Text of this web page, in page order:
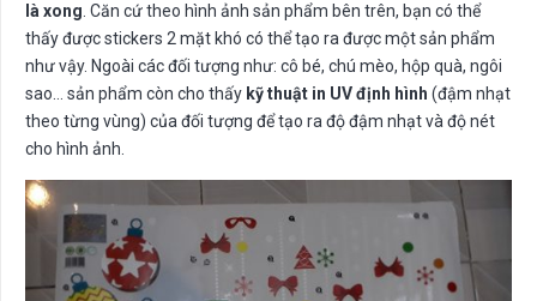
là xong. Căn cứ theo hình ảnh sản phẩm bên trên, bạn có thể
thấy được stickers 2 mặt khó có thể tạo ra được một sản phẩm
như vậy. Ngoài các đối tượng như: cô bé, chú mèo, hộp quà, ngôi
sao… sản phẩm còn cho thấy kỹ thuật in UV định hình (đậm nhạt
theo từng vùng) của đối tượng để tạo ra độ đậm nhạt và độ nét
cho hình ảnh.